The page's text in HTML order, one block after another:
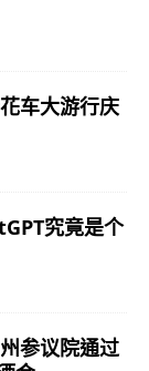
车大游行庆
究竟是个
参议院通过